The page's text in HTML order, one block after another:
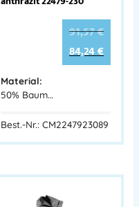
91,57€
84,24€
Material:
50% Baum…
Best.-Nr.: CM2247923089